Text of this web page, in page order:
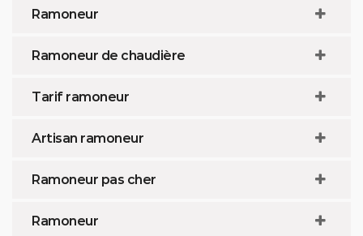
Ramoneur
Ramoneur de chaudière
Tarif ramoneur
Artisan ramoneur
Ramoneur pas cher
Ramoneur